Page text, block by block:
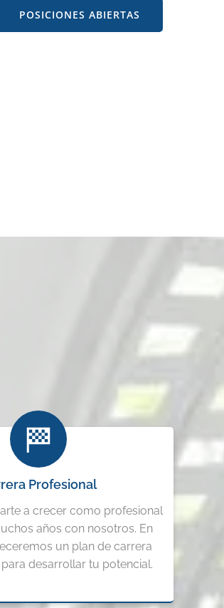
POSICIONES ABIERTAS
Profesional
a crecer como profesional
años con nosotros. En
un plan de carrera
desarrollar tu potencial.